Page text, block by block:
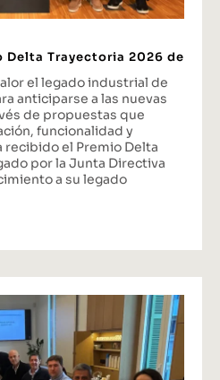
Delta Trayectoria 2026 de
el legado industrial de
anticiparse a las nuevas
de propuestas que
funcionalidad y
recibido el Premio Delta
por la Junta Directiva
a su legado